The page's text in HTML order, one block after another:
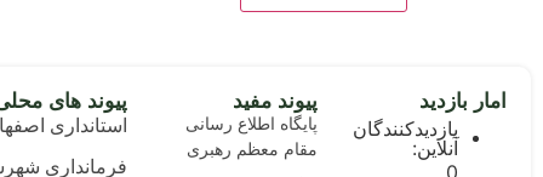
امار بازدید
بازدیدکنندگان
آنلاین:
پیوند مفید
پایگاه اطلاع رسانی
مقام معظم رهبری
پیوند های
استانداری
فرمانداری